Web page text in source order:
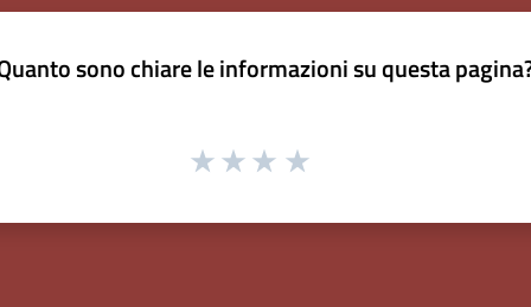
sono chiare le informazioni su questa